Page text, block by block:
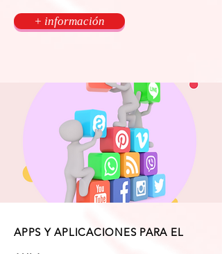
+ información
APPS Y APLICACIONES PARA EL